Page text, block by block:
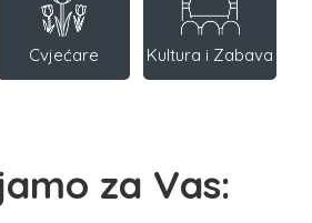
Cvjećare Kultura i Zabava
za Vas: